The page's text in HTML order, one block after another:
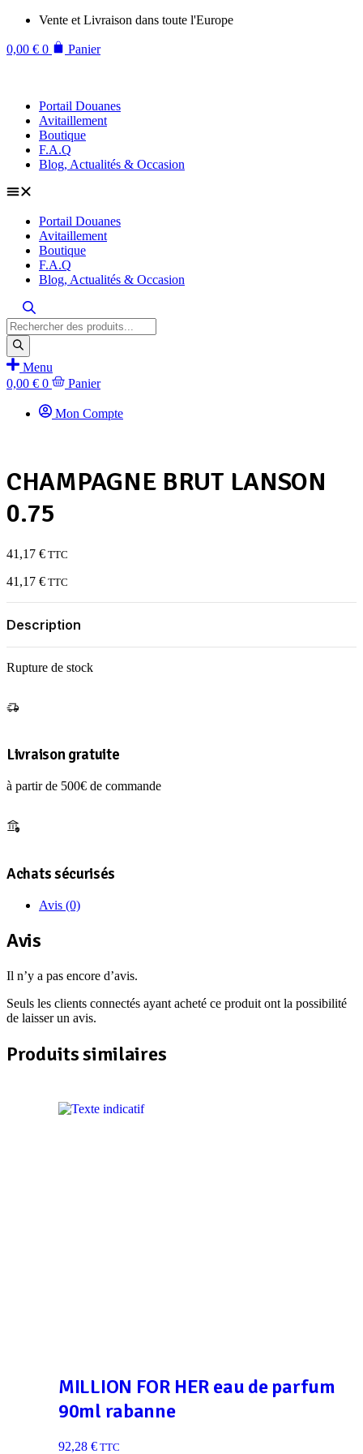
Aller
contenu
Vente et Livraison dans toute l'Europe
0,00 € 0 Panier
Portail Douanes
Avitaillement
Boutique
F.A.Q
Blog, Actualités & Occasion
Portail Douanes
Avitaillement
Boutique
F.A.Q
Blog, Actualités & Occasion
Recherche
de
produits
Menu
0,00 € 0 Panier
Mon Compte
CHAMPAGNE BRUT LANSON
0.75
41,17 € TTC
41,17 € TTC
Description
Rupture de stock
Livraison gratuite
à partir de 500€ de commande
Achats sécurisés
Avis (0)
Avis
Il n’y a pas encore d’avis.
Seuls les clients connectés ayant acheté ce produit ont la possibilité
de laisser un avis.
Produits similaires
MILLION FOR HER eau de parfum
90ml rabanne
92,28 € TTC